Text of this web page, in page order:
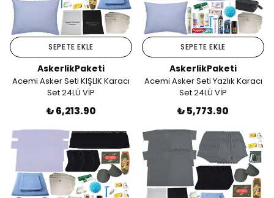
SEPETE EKLE
AskerlikPaketi
Acemi Asker Seti KIŞLIK Karacı
Set 24LÜ VİP
₺ 6,213.90
SEPETE EKLE
AskerlikPaketi
Acemi Asker Seti Yazlık Karacı
Set 24LÜ VİP
₺ 5,773.90